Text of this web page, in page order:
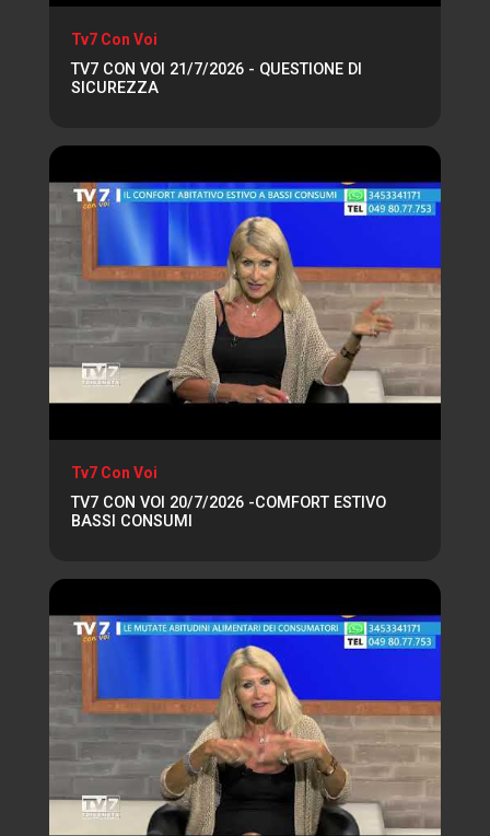
Tv7 Con Voi
TV7 CON VOI 21/7/2026 - QUESTIONE DI
SICUREZZA
Tv7 Con Voi
TV7 CON VOI 20/7/2026 -COMFORT ESTIVO
BASSI CONSUMI